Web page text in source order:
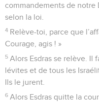
commandements de notre
selon la loi.
4 Relève-toi, parce que
Courage, agis ! »
5 Alors Esdras se relève. Il
lévites et de tous les
Ils le jurent.
6 Alors Esdras quitte la